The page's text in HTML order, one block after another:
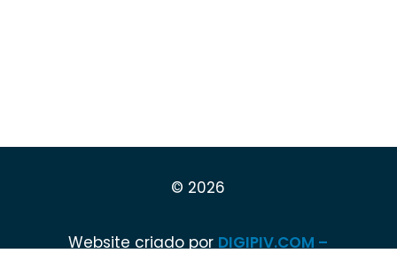
© 2026
Website criado por DIGIPIV.COM –